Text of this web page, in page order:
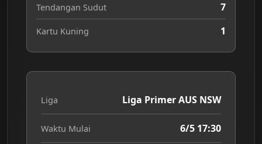
Tendangan Sudut 7
Kartu Kuning 1
Liga Liga Primer AUS NSW
Waktu Mulai 6/5 17:30